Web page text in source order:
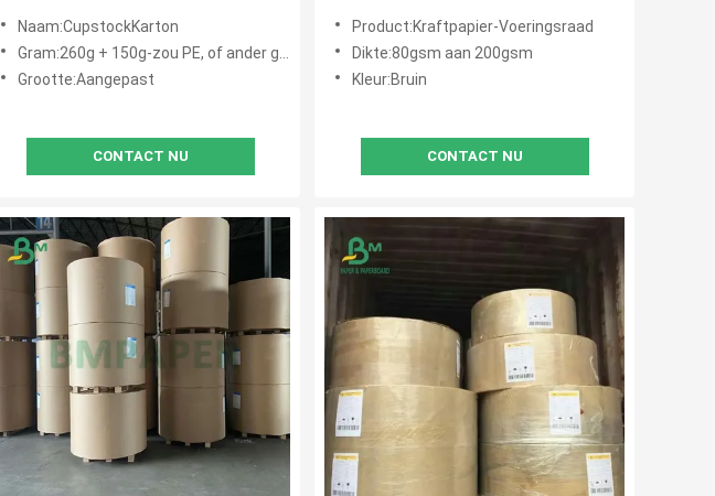
Met een laag bedekt Wit voor
Koffiekop
Naam:CupstockKarton
Gram:260g + 150g-zou PE, of ander gram kunnen worden aangepast
Grootte:Aangepast
CONTACT NU
Harde Stijfheid 100gsm - 200gsm
Product:Kraftpapier-Voeringsraad
Dikte:80gsm aan 200gsm
Kleur:Bruin
CONTACT NU